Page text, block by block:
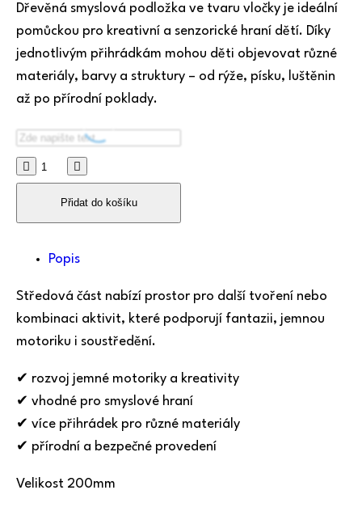
Dřevěná smyslová podložka ve tvaru vločky je ideální
pomůckou pro kreativní a senzorické hraní dětí. Díky
jednotlivým přihrádkám mohou děti objevovat různé
materiály, barvy a struktury – od rýže, písku, luštěnin
až po přírodní poklady.
Přidat do košíku
Popis
Středová část nabízí prostor pro další tvoření nebo
kombinaci aktivit, které podporují fantazii, jemnou
motoriku i soustředění.
✔ rozvoj jemné motoriky a kreativity
✔ vhodné pro smyslové hraní
✔ více přihrádek pro různé materiály
✔ přírodní a bezpečné provedení
Velikost 200mm